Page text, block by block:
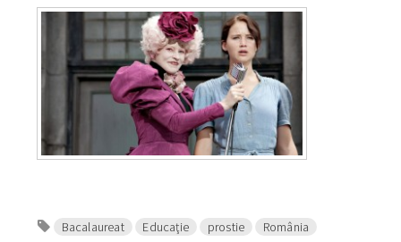
Bacalaureat Educaţie prostie România